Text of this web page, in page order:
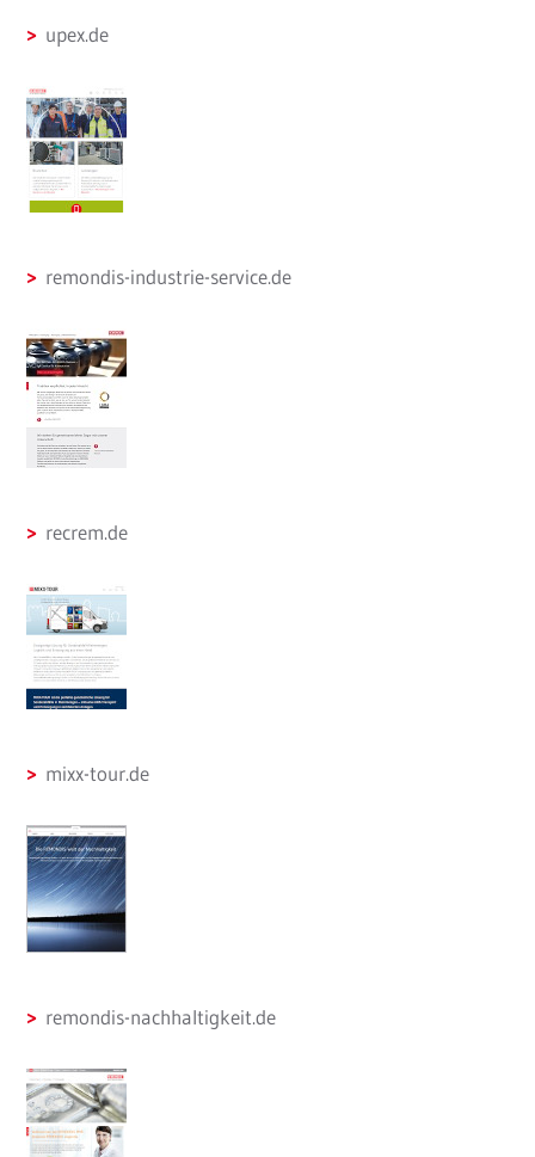
upex.de
remondis-industrie-service.de
recrem.de
mixx-tour.de
remondis-nachhaltigkeit.de